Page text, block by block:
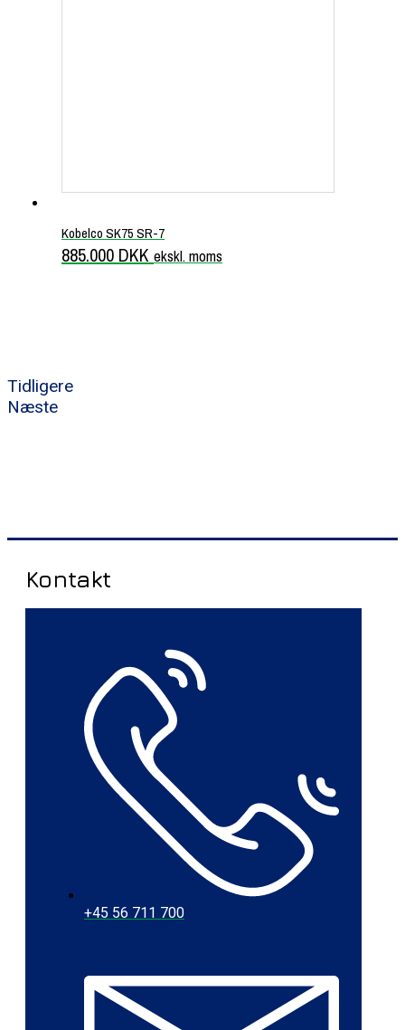
Kobelco SK75 SR-7
885.000 DKK ekskl. moms
Tidligere
Næste
Kontakt
+45 56 711 700